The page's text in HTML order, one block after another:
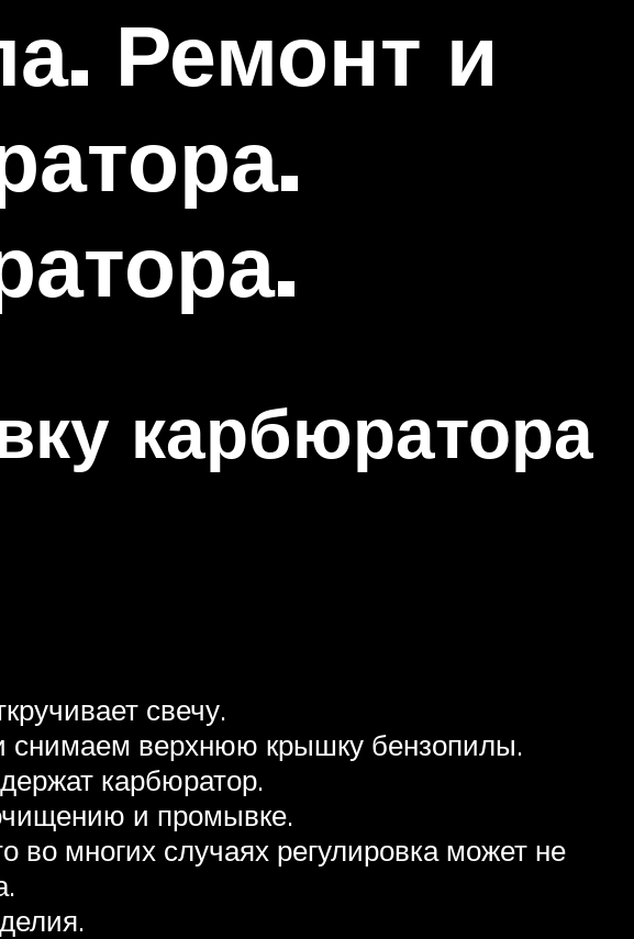
Ремонт и
карбюратора
свечу.
снимаем верхнюю крышку бензопилы.
карбюратор.
и промывке.
многих случаях регулировка может не